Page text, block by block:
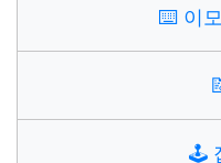
⌨️ 이
🕹️